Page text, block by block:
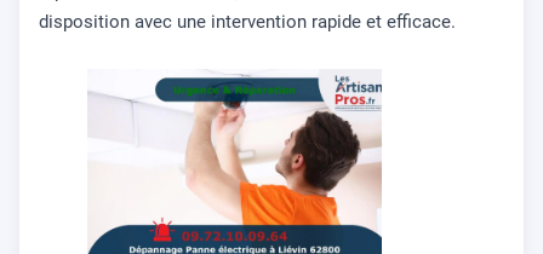
disposition avec une intervention rapide et efficace.